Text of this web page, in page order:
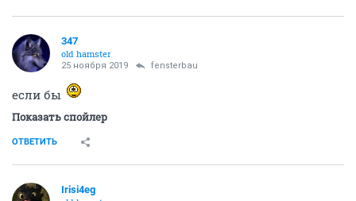
347
old hamster
25 ноября 2019 fensterbau
если бы
Показать спойлер
ОТВЕТИТЬ
Irisi4eg